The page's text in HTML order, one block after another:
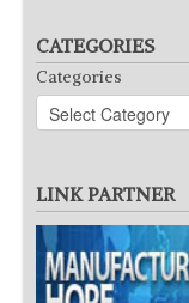
CATEGORIES
Categories
LINK PARTNER